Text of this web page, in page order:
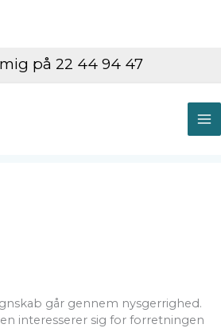
på 22 44 94 47
går gennem nysgerrighed.
interesserer sig for forretningen